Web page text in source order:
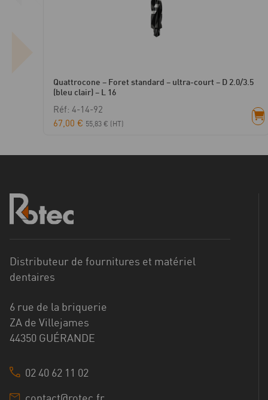
Quattrocone – Foret standard – ultra-court – D 2.0/3.5
(bleu clair) – L 16
Réf: 4-14-92
67,00 € 55,83 € (HT)
Distributeur de fournitures et matériel
dentaires
6 rue de la briquerie
ZA de Villejames
44350 GUÉRANDE
02 40 62 11 02